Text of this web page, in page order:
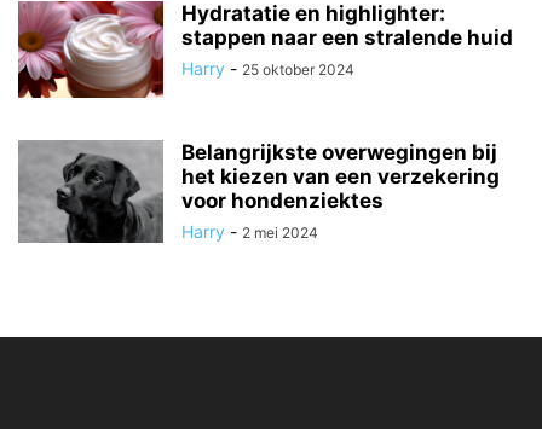
Hydratatie en highlighter:
stappen naar een stralende huid
Harry - 25 oktober 2024
Belangrijkste overwegingen bij
het kiezen van een verzekering
voor hondenziektes
Harry - 2 mei 2024